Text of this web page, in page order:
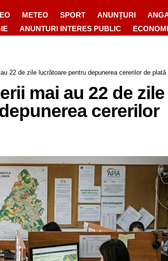
METEO SPORT ANUNȚURI
ANUNTURI INTERES PUBLIC
22 de zile lucrătoare pentru depunerea cererilor de plată
mai au 22 de zile
cererilor